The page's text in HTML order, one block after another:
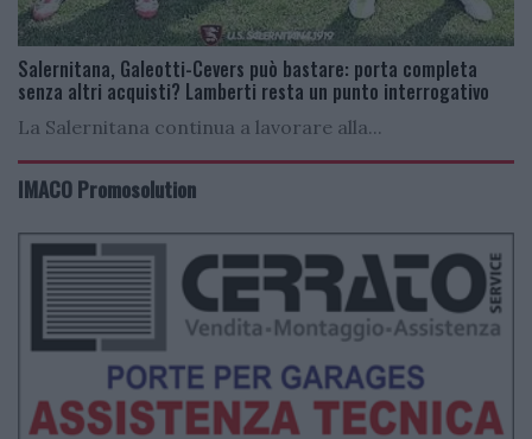
Salernitana, Galeotti-Cevers può bastare: porta completa
senza altri acquisti? Lamberti resta un punto interrogativo
La Salernitana continua a lavorare alla...
IMACO Promosolution